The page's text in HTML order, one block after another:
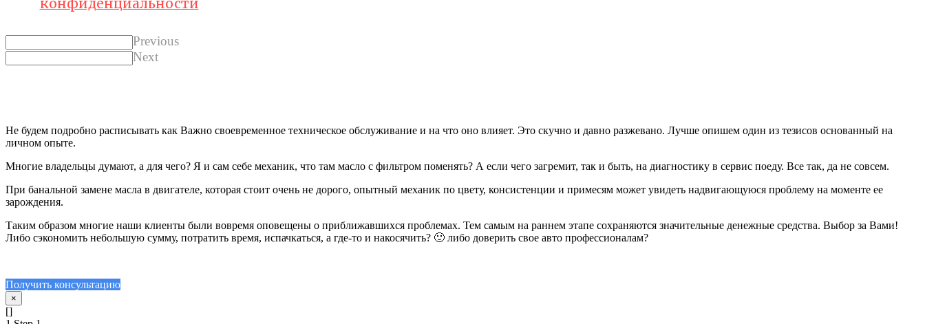
конфиденциальности
Previous
Next
Не будем подробно расписывать как Важно своевременное техническое обслуживание и на что оно влияет. Это скучно и давно разжевано. Лучше опишем один из тезисов основанный на
личном опыте.
Многие владельцы думают, а для чего? Я и сам себе механик, что там масло с фильтром поменять? А если чего загремит, так и быть, на диагностику в сервис поеду. Все так, да не совсем.
При банальной замене масла в двигателе, которая стоит очень не дорого, опытный механик по цвету, консистенции и примесям может увидеть надвигающуюся проблему на моменте ее
зарождения.
Таким образом многие наши клиенты были вовремя оповещены о приближавшихся проблемах. Тем самым на раннем этапе сохраняются значительные денежные средства. Выбор за Вами!
Либо сэкономить небольшую сумму, потратить время, испачкаться, а где-то и накосячить? 🙂 либо доверить свое авто профессионалам?
Получить консультацию
×
[]